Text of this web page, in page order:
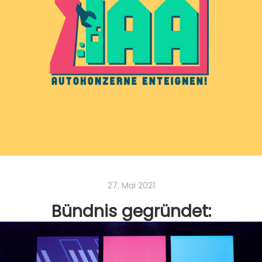
unterwegs und haben Plakate und
Sticker verteilt, die klarmachen, was wir
brauchen.
27. Mai 2021
Bündnis gegründet:
Mobilisierung gegen die
IAA in München